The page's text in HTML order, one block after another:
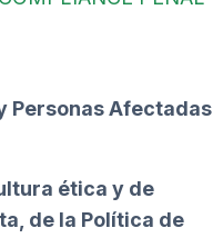
Personas Afectadas
ética y de
de la Política de